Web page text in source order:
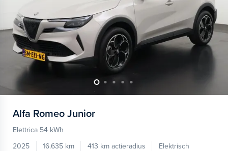
Alfa Romeo Junior
Elettrica 54 kWh
2025
16.635 km 413 km actieradius
Elektrisch